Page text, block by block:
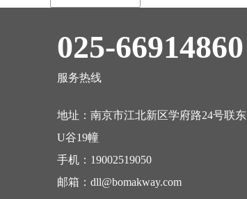
025-66914860
服务热线
地址：南京市江北新区学府路24号联东
U谷19幢
手机： 19002519050
邮箱： dll@bomakway.com